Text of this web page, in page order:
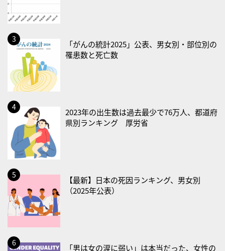
・不眠の日
・乳酸菌の日
2026/08/25(火)
・いたわり肌の日
2026/08/26(水)
・風呂の日
2026/08/29(土)
・筋肉強化の日
2026/08/30(日)
・ＥＰＡの日
2026/08/31(月)
・菜の日
・血管内破砕術（IVL）の日
・がん征圧月間
「がんの統計2025」公表、男女別・部位別の
罹患数と死亡数
2023年の出生数は過去最少で76万人、都道府
県別ランキング 厚労省
【最新】日本の死因ランキング、男女別
（2025年公表）
「男は女の涙に弱い」は本当だった、女性の